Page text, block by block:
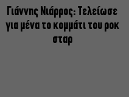
Γιάννης Νιάρρος: Τελείωσε
για μένα το κομμάτι του ροκ
σταρ